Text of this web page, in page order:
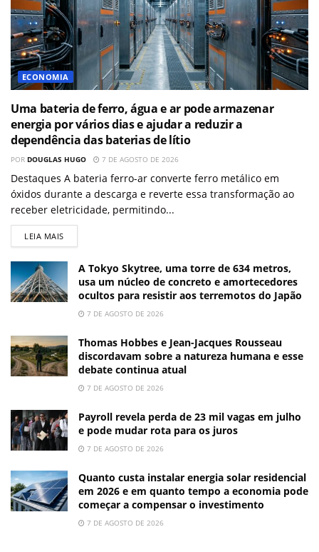
ECONOMIA
Uma bateria de ferro, água e ar pode armazenar
energia por vários dias e ajudar a reduzir a
dependência das baterias de lítio
POR DOUGLAS HUGO 7 DE AGOSTO DE 2026
Destaques A bateria ferro-ar converte ferro metálico em
óxidos durante a descarga e reverte essa transformação ao
receber eletricidade, permitindo...
LEIA MAIS
A Tokyo Skytree, uma torre de 634 metros,
usa um núcleo de concreto e amortecedores
ocultos para resistir aos terremotos do Japão
7 DE AGOSTO DE 2026
Thomas Hobbes e Jean-Jacques Rousseau
discordavam sobre a natureza humana e esse
debate continua atual
7 DE AGOSTO DE 2026
Payroll revela perda de 23 mil vagas em julho
e pode mudar rota para os juros
7 DE AGOSTO DE 2026
Quanto custa instalar energia solar residencial
em 2026 e em quanto tempo a economia pode
começar a compensar o investimento
7 DE AGOSTO DE 2026